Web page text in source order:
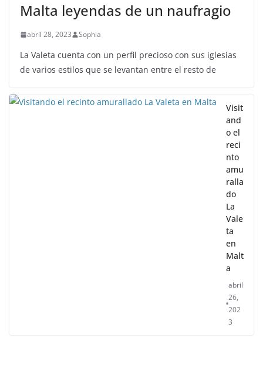
Malta leyendas de un naufragio
abril 28, 2023 Sophia
La Valeta cuenta con un perfil precioso con sus iglesias
de varios estilos que se levantan entre el resto de
Visit
and
o el
reci
nto
amu
ralla
do
La
Vale
ta
en
Malt
a
abril
26,
202
3